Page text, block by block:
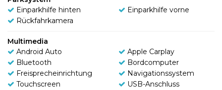
Einparkhilfe hinten
Einparkhilfe vorne
Rückfahrkamera
Multimedia
Android Auto
Apple Carplay
Bluetooth
Bordcomputer
Freisprecheinrichtung
Navigationssystem
Touchscreen
USB-Anschluss